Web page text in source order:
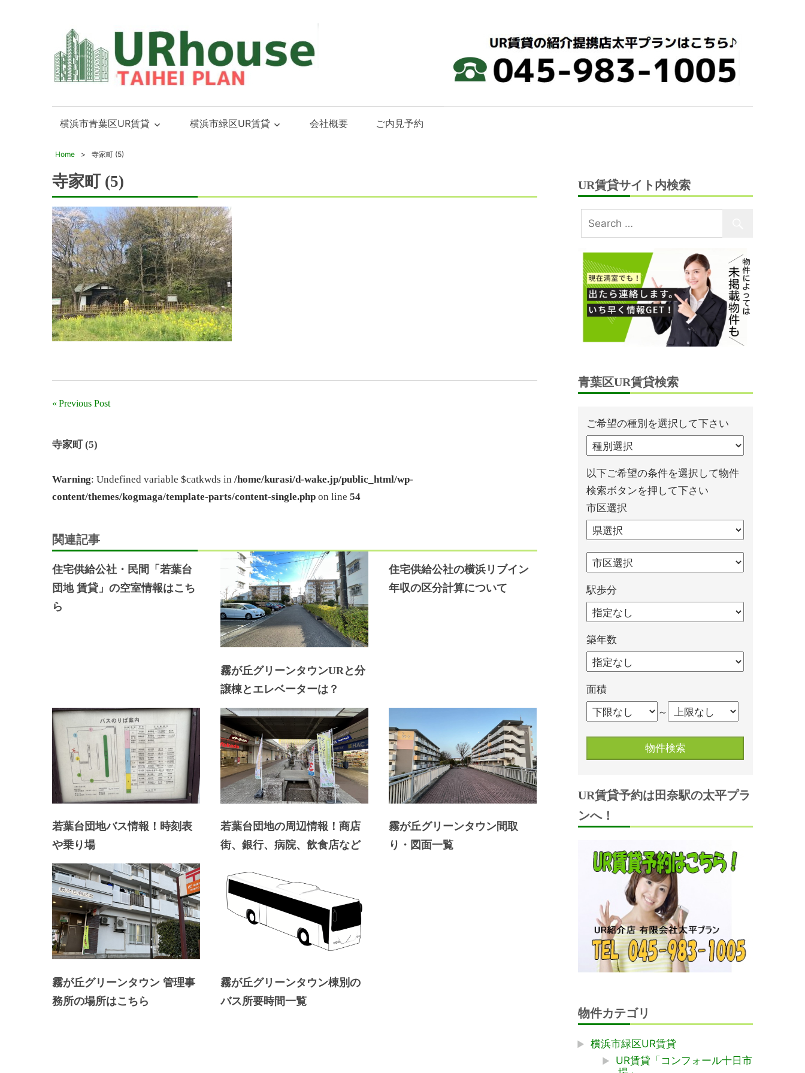
横
浜
青
区・
緑
区
「UR
賃
貸」
物
件
一
覧
市
区
と
緑
区
の
UR
賃
貸
住
宅
デ
ー
奈
良」、
北
団
地」、
「グ
志
田
中
央」
の
覧
予
が
可
能
な
不
産
屋
横浜市青葉区UR賃貸 横浜市緑区UR賃貸 会社概要 ご内見予約
Home 寺家町 (5)
2018年3月30日
寺家町 (5)
投
ビ
ー
ョ
ン
Previous Post
寺家町 (5)
Warning: Undefined variable $catkwds in /home/kurasi/d-wake.jp/public_html/wp-
content/themes/kogmaga/template-parts/content-single.php on line 54
関連記事
住宅供給公社・民間「若葉台
団地 賃貸」の空室情報はこち
ら
霧が丘グリーンタウンURと分
譲棟とエレベーターは？
住宅供給公社の横浜リブイン
年収の区分計算について
若葉台団地バス情報！時刻表
や乗り場
若葉台団地の周辺情報！商店
街、銀行、病院、飲食店など
霧が丘グリーンタウン間取
り・図面一覧
霧が丘グリーンタウン 管理事
務所の場所はこちら
霧が丘グリーンタウン棟別の
バス所要時間一覧
UR賃貸サイト内検索
青葉区UR賃貸検索
ご希望の種別を選択して下さい
以下ご希望の条件を選択して物件
検索ボタンを押して下さい
市区選択
駅歩分
築年数
面積
～
UR賃貸予約は田奈駅の太平プラ
ンへ！
物件カテゴリ
横浜市緑区UR賃貸
UR賃貸「コンフォール十日市